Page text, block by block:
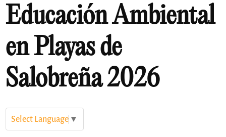
Educación Ambiental
en Playas de
Salobreña 2026
Select Language ▼